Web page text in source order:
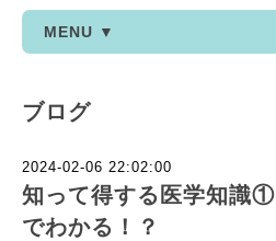
MENU ▼
ブログ
2024-02-06 22:02:00
知って得する医学知識
でわかる！？